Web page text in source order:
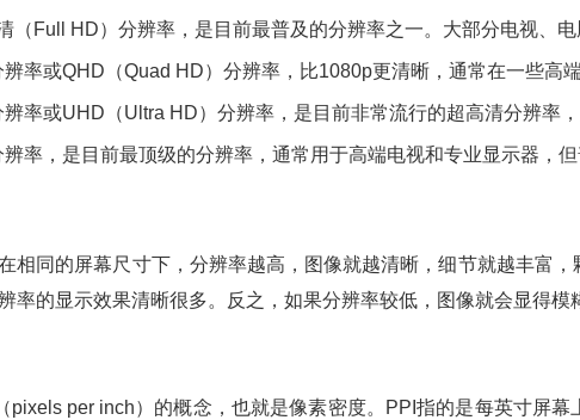
（Full HD）分辨率，是目前最普及的分辨率之一。大部分电视、
率或QHD（Quad HD）分辨率，比1080p更清晰，通常在一些高
率或UHD（Ultra HD）分辨率，是目前非常流行的超高清分辨率
率，是目前最顶级的分辨率，通常用于高端电视和专业显示器，但
相同的屏幕尺寸下，分辨率越高，图像就越清晰，细节就越丰富
率的显示效果清晰很多。反之，如果分辨率较低，图像就会显得模
per inch）的概念，也就是像素密度。PPI指的是每英寸屏幕